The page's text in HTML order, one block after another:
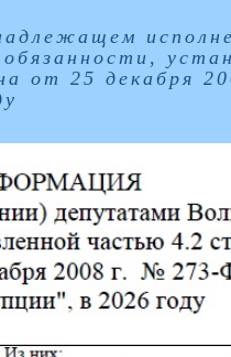
от 25 декабря